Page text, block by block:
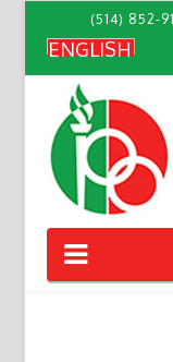
(514) 852-
ENGLISH